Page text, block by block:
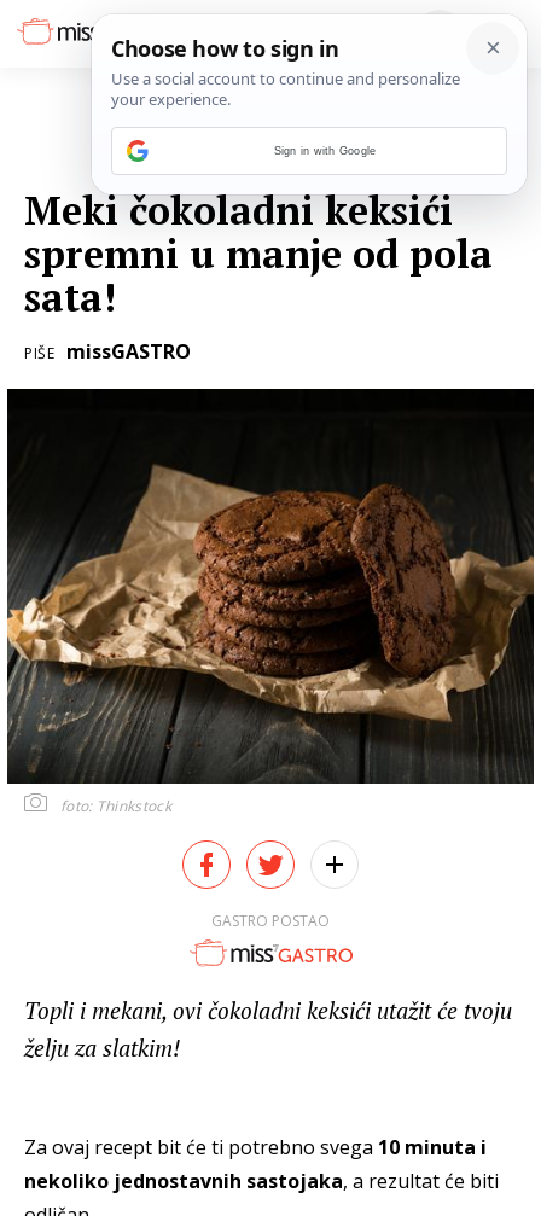
Meki čokoladni keksići
spremni u manje od pola
sata!
PIŠE missGASTRO
foto: Thinkstock
GASTRO POSTAO
Topli i mekani, ovi čokoladni keksići utažit će tvoju
želju za slatkim!
Za ovaj recept bit će ti potrebno svega 10 minuta i
nekoliko jednostavnih sastojaka, a rezultat će biti
Sign in with Google